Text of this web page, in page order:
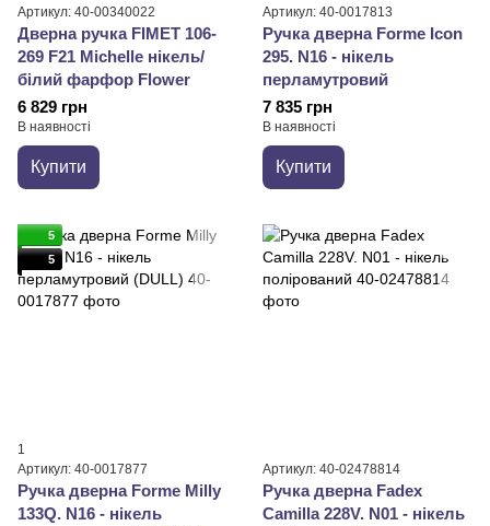
Артикул: 40-00340022
Дверна ручка FIMET 106-
269 F21 Michelle нікель/
білий фарфор Flower
6 829 грн
В наявності
Купити
Артикул: 40-0017813
Ручка дверна Forme Icon
295. N16 - нікель
перламутровий
7 835 грн
В наявності
Купити
5
5
1
Артикул: 40-0017877
Ручка дверна Forme Milly
133Q. N16 - нікель
Артикул: 40-02478814
Ручка дверна Fadex
Camilla 228V. N01 - нікель